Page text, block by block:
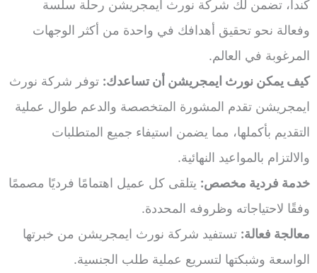
كندا، تضمن لك شركة نورث ايمجريشن رحلة سلسة
وفعالة نحو تحقيق أهدافك في واحدة من أكثر الوجهات
المرغوبة في العالم.
كيف يمكن نورث ايمجريشن أن تساعدك: توفر شركة نورث
ايمجريشن تقدم المشورة المتخصصة والدعم طوال عملية
التقديم بأكملها، مما يضمن استيفاء جميع المتطلبات
والالتزام بالمواعيد النهائية.
خدمة فردية مخصص: يتلقى كل عميل اهتمامًا فرديًا مصممًا
وفقًا لاحتياجاته وظروفه المحددة.
معالجة فعالة: تستفيد شركة نورث ايمجريشن من خبرتها
الواسعة وشبكتها لتسريع عملية طلب الجنسية.